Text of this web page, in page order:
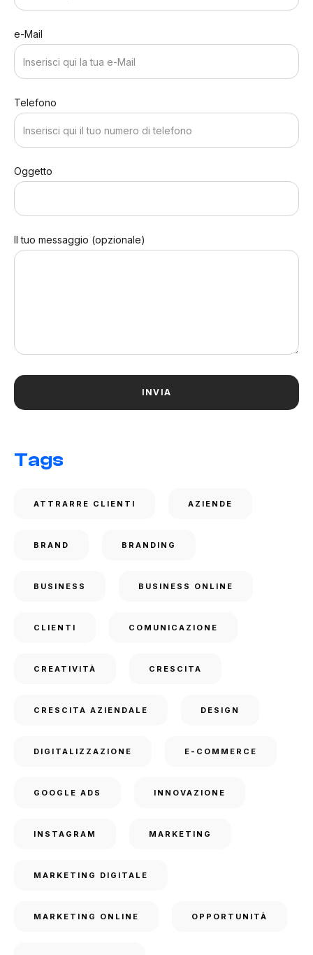
e-Mail
Telefono
Oggetto
Il tuo messaggio (opzionale)
Tags
ATTRARRE CLIENTI AZIENDE
BRAND BRANDING
BUSINESS BUSINESS ONLINE
CLIENTI COMUNICAZIONE
CREATIVITÀ CRESCITA
CRESCITA AZIENDALE DESIGN
DIGITALIZZAZIONE E-COMMERCE
GOOGLE ADS INNOVAZIONE
INSTAGRAM MARKETING
MARKETING DIGITALE
MARKETING ONLINE OPPORTUNITÀ